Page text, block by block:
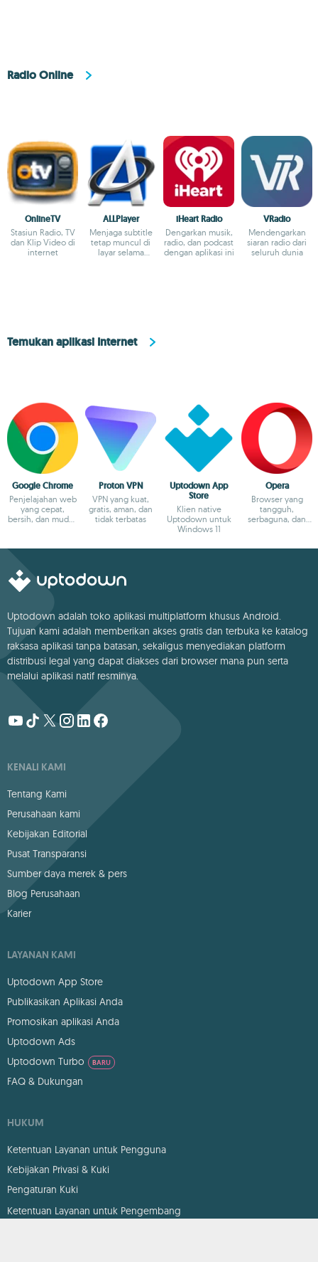
Radio Online
OnlineTV
Stasiun Radio, TV
dan Klip Video di
internet
ALLPlayer
Menjaga subtitle
tetap muncul di
layar selama
iHeart Radio
Dengarkan musik,
radio, dan podcast
dengan aplikasi ini
VRadio
Mendengarkan
siaran radio dari
seluruh dunia
Temukan aplikasi Internet
Google Chrome
Penjelajahan web
yang cepat,
bersih, dan mudah
Proton VPN
VPN yang kuat,
gratis, aman, dan
tidak terbatas
Uptodown App
Store
Klien native
Uptodown untuk
Windows 11
Opera
Browser yang
tangguh,
serbaguna, dan
Uptodown adalah toko aplikasi multiplatform khusus Android.
Tujuan kami adalah memberikan akses gratis dan terbuka ke katalog
raksasa aplikasi tanpa batasan, sekaligus menyediakan platform
distribusi legal yang dapat diakses dari browser mana pun serta
melalui aplikasi natif resminya.
KENALI KAMI
Tentang Kami
Perusahaan kami
Kebijakan Editorial
Pusat Transparansi
Sumber daya merek & pers
Blog Perusahaan
Karier
LAYANAN KAMI
Uptodown App Store
Publikasikan Aplikasi Anda
Promosikan aplikasi Anda
Uptodown Ads
Uptodown Turbo
BARU
FAQ & Dukungan
HUKUM
Ketentuan Layanan untuk Pengguna
Kebijakan Privasi & Kuki
Pengaturan Kuki
Ketentuan Layanan untuk Pengembang